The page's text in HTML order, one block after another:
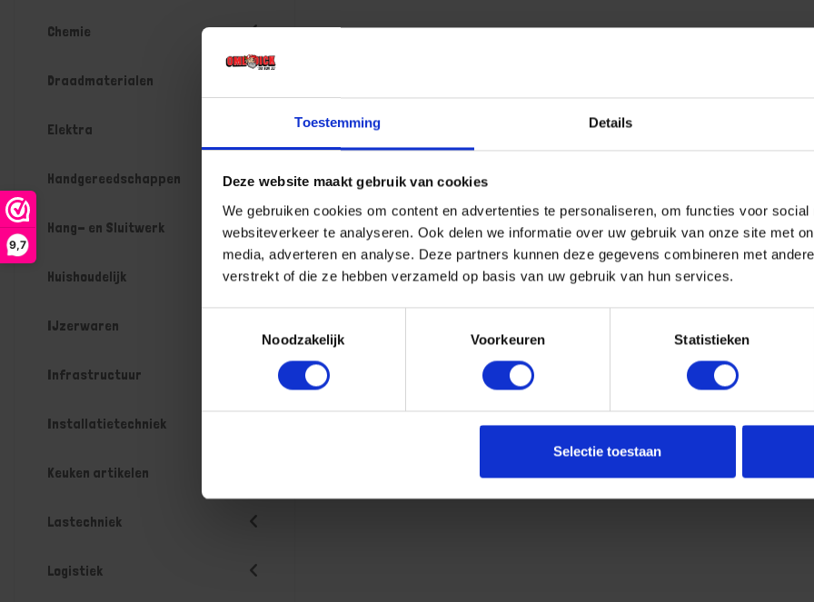
9,7
Toestemming Details
Deze website maakt gebruik van cookies
We gebruiken cookies om content en advertenties te personaliseren, om functies voor social
websiteverkeer te analyseren. Ook delen we informatie over uw gebruik van onze site met
media, adverteren en analyse. Deze partners kunnen deze gegevens combineren met
verstrekt of die ze hebben verzameld op basis van uw gebruik van hun services.
Noodzakelijk
Voorkeuren Statistieken
Selectie toestaan
Chemie
Draadmaterialen
Elektra
Handgereedschappen
Hang- en Sluitwerk
Huishoudelijk
IJzerwaren
Infrastructuur
Installatietechniek
Keuken artikelen
Lastechniek
Logistiek